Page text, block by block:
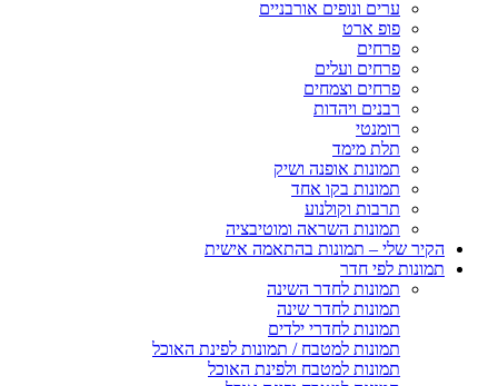
ערים ונופים אורבניים
פופ ארט
פרחים
פרחים ועלים
פרחים וצמחים
רבנים ויהדות
רומנטי
תלת מימד
תמונות אופנה ושיק
תמונות בקו אחד
תרבות וקולנוע
תמונות השראה ומוטיבציה
הקיר שלי – תמונות בהתאמה אישית
תמונות לפי חדר
תמונות לחדר השינה
תמונות לחדר שינה
תמונות לחדרי ילדים
תמונות למטבח / תמונות לפינת האוכל
תמונות למטבח ולפינת האוכל